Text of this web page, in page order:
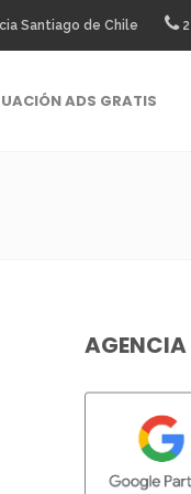
Santiago de Chile
ADS GRATIS
AGENCIA